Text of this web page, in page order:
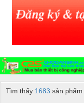
Tìm thấy 1683 sản phẩm